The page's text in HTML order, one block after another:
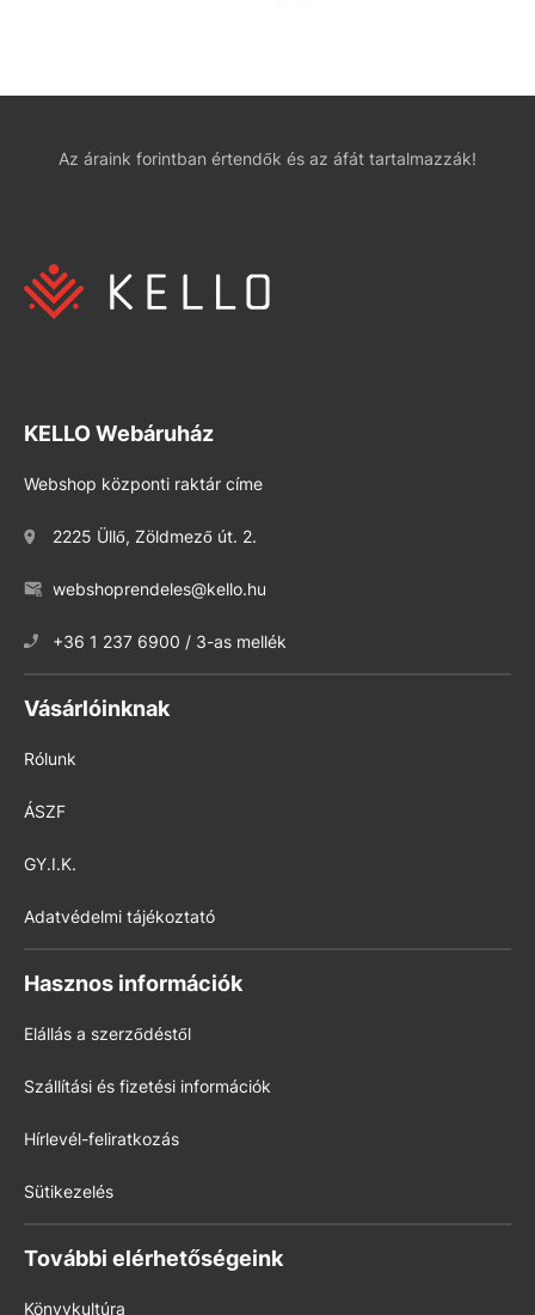
Az áraink forintban értendők és az áfát tartalmazzák!
KELLO Webáruház
Webshop központi raktár címe
2225 Üllő, Zöldmező út. 2.
webshoprendeles@kello.hu
+36 1 237 6900 / 3-as mellék
Vásárlóinknak
Rólunk
ÁSZF
GY.I.K.
Adatvédelmi tájékoztató
Hasznos információk
Elállás a szerződéstől
Szállítási és fizetési információk
Hírlevél-feliratkozás
Sütikezelés
További elérhetőségeink
Könyvkultúra